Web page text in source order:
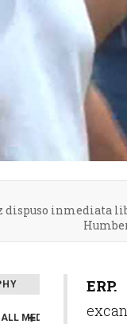
dispuso inmediata
MEDIUM BIGGER
ERP.